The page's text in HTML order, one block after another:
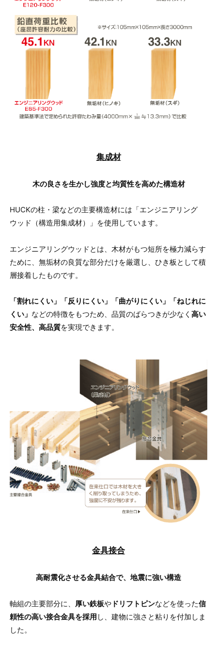
集成材
木の良さを生かし強度と均質性を高めた構造材
HUCKの柱・梁などの主要構造材には「エンジニアリング
ウッド（構造用集成材）」を使用しています。
エンジニアリングウッドとは、木材がもつ短所を極力減らす
ために、無垢材の良質な部分だけを厳選し、ひき板として積
層接着したものです。
「割れにくい」「反りにくい」「曲がりにくい」「ねじれに
くい」 などの特徴をもつため、品質のばらつきが少なく 高い
安全性、高品質を実現できます。
金具接合
高耐震化させる金具結合で、地震に強い構造
軸組の主要部分に、 厚い鉄板や ドリフトピンなどを使った信
頼性の高い接合金具を採用 し、建物に強さと粘りを付加しま
した。